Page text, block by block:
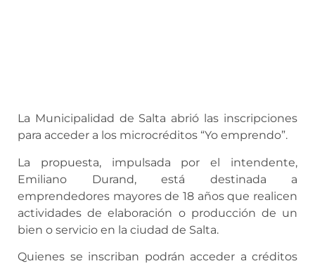
La Municipalidad de Salta abrió las inscripciones
para acceder a los microcréditos “Yo emprendo”.
La propuesta, impulsada por el intendente,
Emiliano Durand, está destinada a
emprendedores mayores de 18 años que realicen
actividades de elaboración o producción de un
bien o servicio en la ciudad de Salta.
Quienes se inscriban podrán acceder a créditos